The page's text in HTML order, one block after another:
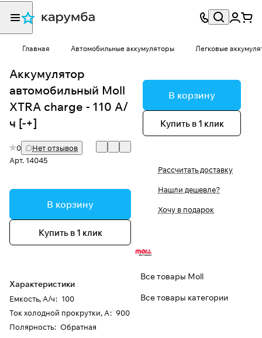
Главная Автомобильные аккумуляторы Легковые
Аккумулятор
автомобильный Moll
XTRA charge - 110 А/
ч [-+]
0
Нет отзывов
Арт. 14045
В корзину
Купить в 1 клик
Характеристики
Емкость, А/ч: 100
Ток холодной прокрутки, А: 900
Полярность: Обратная
В корзину
Купить в 1 клик
Рассчитать доставку
Нашли дешевле?
Хочу в подарок
Все товары Moll
Все товары категории